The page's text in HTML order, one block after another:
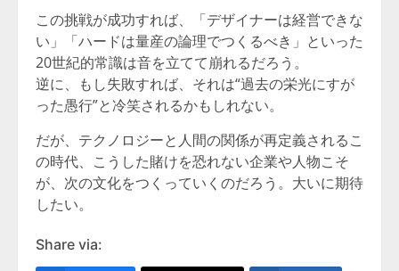
この挑戦が成功すれば、「デザイナーは経営できな
い」「ハードは量産の論理でつくるべき」といった
20世紀的常識は音を立てて崩れるだろう。
逆に、もし失敗すれば、それは“過去の栄光にすが
った愚行”と冷笑されるかもしれない。
だが、テクノロジーと人間の関係が再定義されるこ
の時代、こうした賭けを恐れない企業や人物こそ
が、次の文化をつくっていくのだろう。大いに期待
したい。
Share via: